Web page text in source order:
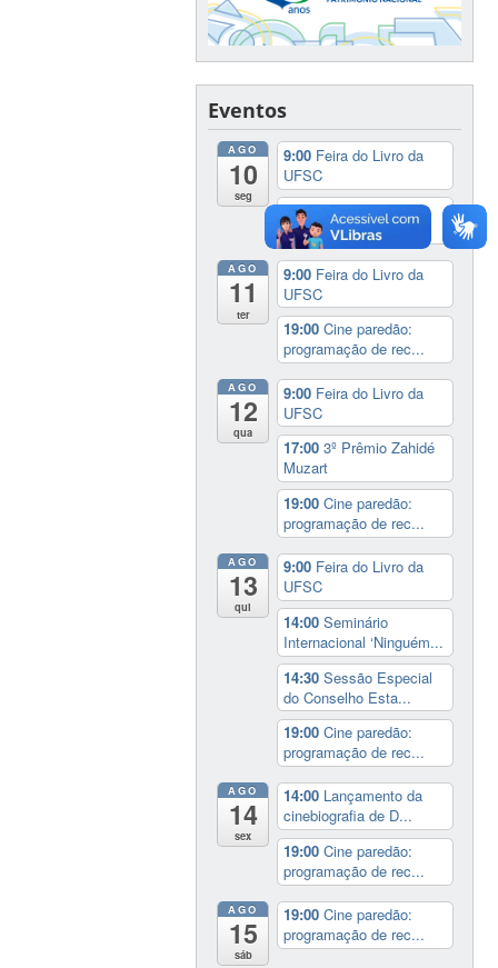
Eventos
AGO
10
seg
9:00 Feira do Livro da
UFSC
19:00Cine paredão:
programação de rec...
AGO
11
ter
9:00 Feira do Livro da
UFSC
19:00Cine paredão:
programação de rec...
AGO
12
qua
9:00 Feira do Livro da
UFSC
17:003º Prêmio Zahidé
Muzart
19:00Cine paredão:
programação de rec...
AGO
13
qui
9:00 Feira do Livro da
UFSC
14:00Seminário
Internacional ‘Ninguém...
14:30Sessão Especial
do Conselho Esta...
19:00Cine paredão:
programação de rec...
AGO
14
sex
14:00 Lançamento da
cinebiografia de D...
19:00Cine paredão:
programação de rec...
AGO
15
sáb
19:00Cine paredão:
programação de rec...